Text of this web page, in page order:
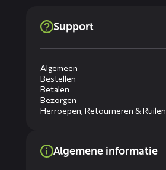
Support
Algemeen
Bestellen
Betalen
Bezorgen
Herroepen, Retourneren & Ruilen
Algemene informatie